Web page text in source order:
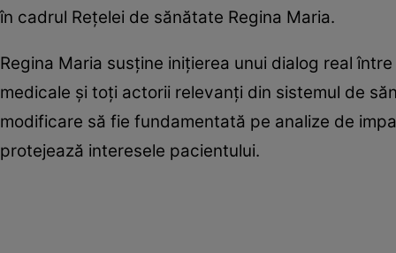
în cadrul Rețelei de sănătate Regina Maria.
Regina Maria susține inițierea unui dialog real
medicale și toți actorii relevanți din sistemul de
modificare să fie fundamentată pe analize de
protejează interesele pacientului.